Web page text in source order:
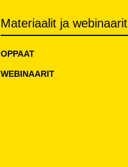
Materiaalit ja webinaarit
OPPAAT
WEBINAARIT